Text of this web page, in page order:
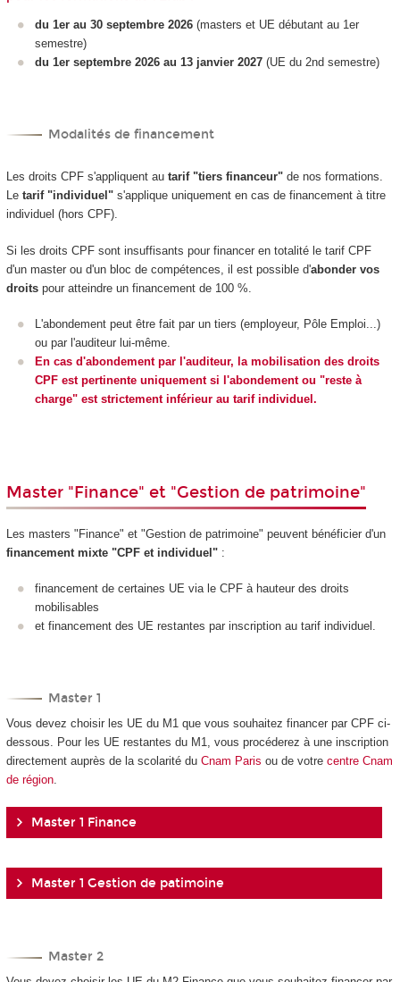
du 1er au 30 septembre 2026 (masters et UE débutant au 1er
semestre)
du 1er septembre 2026 au 13 janvier 2027 (UE du 2nd semestre)
Modalités de financement
Les droits CPF s'appliquent au tarif "tiers financeur"de nos formations.
Le tarif "individuel"s'applique uniquement en cas de financement à titre
individuel (hors CPF).
Si les droits CPF sont insuffisants pour financer en totalité le tarif CPF
d'un master ou d'un bloc de compétences, il est possible d'abonder vos
droitspour atteindre un financement de 100 %.
L'abondement peut être fait par un tiers (employeur, Pôle Emploi...)
ou par l'auditeur lui-même.
En cas d'abondement par l'auditeur, la mobilisation des droits
CPF est pertinente uniquement si l'abondement ou "reste à
charge" est strictement inférieur au tarif individuel.
Master "Finance" et "Gestion de patrimoine"
Les masters "Finance" et "Gestion de patrimoine" peuvent bénéficier d'un
financement mixte "CPF et individuel":
financement de certaines UE via le CPF à hauteur des droits
mobilisables
et financement des UE restantes par inscription au tarif individuel.
Master 1
Vous devez choisir les UE du M1 que vous souhaitez financer par CPF ci-
dessous. Pour les UE restantes du M1, vous procéderez à une inscription
directement auprès de la scolarité du Cnam Paris ou de votre centre Cnam
de région.
Master 1 Finance
Master 1 Gestion de patimoine
Master 2